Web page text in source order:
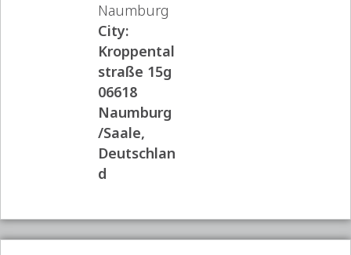
Naumburg
City:
Kroppental
straße 15g
06618
Naumburg
/Saale,
Deutschlan
d